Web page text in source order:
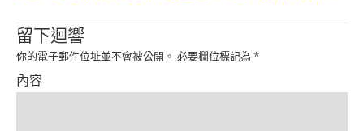
留下迴響
你的電子郵件位址並不會被公開。 必要欄位標記為 *
內容